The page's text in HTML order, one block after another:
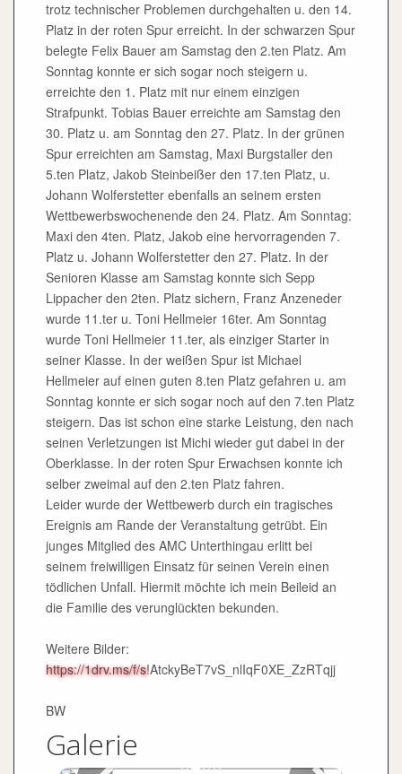
trotz technischer Problemen durchgehalten u. den 14.
Platz in der roten Spur erreicht. In der schwarzen Spur
belegte Felix Bauer am Samstag den 2.ten Platz. Am
Sonntag konnte er sich sogar noch steigern u.
erreichte den 1. Platz mit nur einem einzigen
Strafpunkt. Tobias Bauer erreichte am Samstag den
30. Platz u. am Sonntag den 27. Platz. In der grünen
Spur erreichten am Samstag, Maxi Burgstaller den
5.ten Platz, Jakob Steinbeißer den 17.ten Platz, u.
Johann Wolferstetter ebenfalls an seinem ersten
Wettbewerbswochenende den 24. Platz. Am Sonntag:
Maxi den 4ten. Platz, Jakob eine hervorragenden 7.
Platz u. Johann Wolferstetter den 27. Platz. In der
Senioren Klasse am Samstag konnte sich Sepp
Lippacher den 2ten. Platz sichern, Franz Anzeneder
wurde 11.ter u. Toni Hellmeier 16ter. Am Sonntag
wurde Toni Hellmeier 11.ter, als einziger Starter in
seiner Klasse. In der weißen Spur ist Michael
Hellmeier auf einen guten 8.ten Platz gefahren u. am
Sonntag konnte er sich sogar noch auf den 7.ten Platz
steigern. Das ist schon eine starke Leistung, den nach
seinen Verletzungen ist Michi wieder gut dabei in der
Oberklasse. In der roten Spur Erwachsen konnte ich
selber zweimal auf den 2.ten Platz fahren.
Leider wurde der Wettbewerb durch ein tragisches
Ereignis am Rande der Veranstaltung getrübt. Ein
junges Mitglied des AMC Unterthingau erlitt bei
seinem freiwilligen Einsatz für seinen Verein einen
tödlichen Unfall. Hiermit möchte ich mein Beileid an
die Familie des verunglückten bekunden.
Weitere Bilder:
https://1drv.ms/f/s!AtckyBeT7vS_nlIqF0XE_ZzRTqjj
BW
Galerie